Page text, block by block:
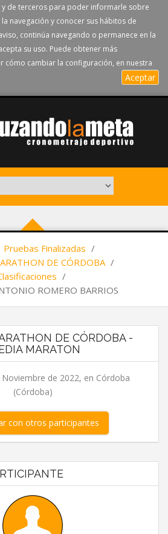
de terceros para poder informarle sobre
navegación y conocer sus hábitos de
continúa navegando o permanece en la
su uso. Puede obtener más
cómo cambiar la configuración, en nuestra
Aceptar
Pruebas Finalizadas /
DE CÓRDOBA /
/
ROMERO BARRIOS
DE CÓRDOBA -
MARATON
de 2022, en Córdoba
(Córdoba)
con otros participantes